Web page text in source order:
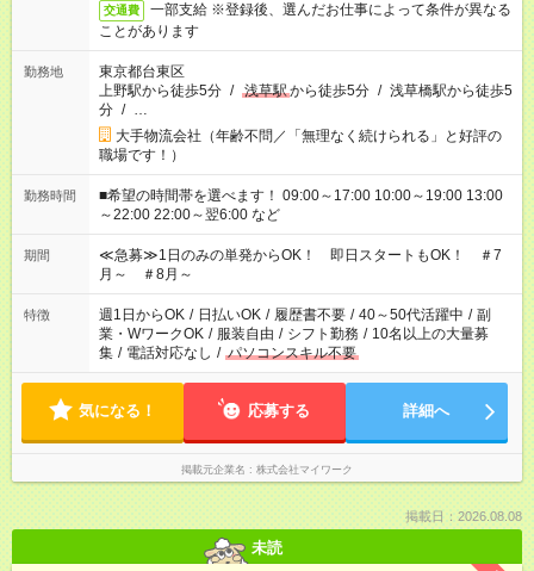
交通費
一部支給 ※登録後、選んだお仕事によって条件が異なる
ことがあります
勤務地
東京都台東区
上野駅から徒歩5分 / 浅草駅から徒歩5分 / 浅草橋駅から徒歩5
分 / …
大手物流会社（年齢不問／「無理なく続けられる」と好評の
職場です！）
勤務時間
■希望の時間帯を選べます！ 09:00～17:00 10:00～19:00 13:00
～22:00 22:00～翌6:00 など
期間
≪急募≫1日のみの単発からOK！ 即日スタートもOK！ ＃7
月～ ＃8月～
特徴 週1日からOK / 日払いOK / 履歴書不要 / 40～50代活躍中 / 副
業・WワークOK / 服装自由 / シフト勤務 / 10名以上の大量募
集 / 電話対応なし / パソコンスキル不要
気になる！ 応募する 詳細へ
掲載元企業名 株式会社マイワーク
掲載日：2026.08.08
未読